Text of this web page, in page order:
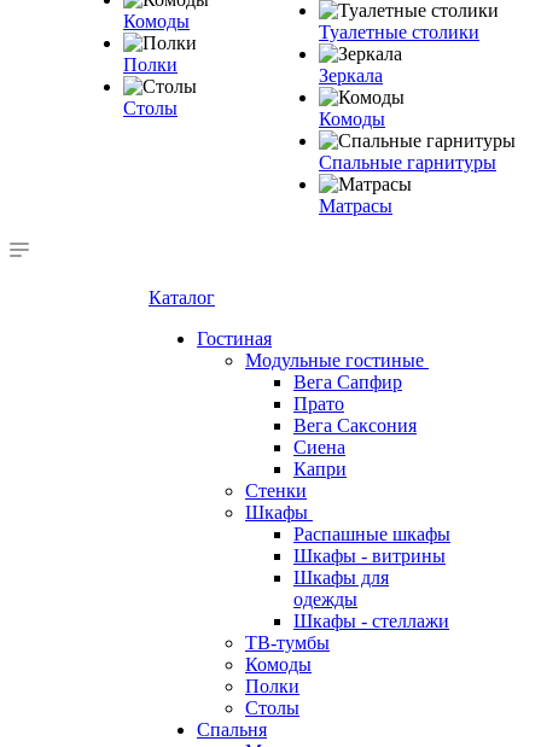
Комоды
Полки
Столы
Туалетные столики
Зеркала
Комоды
Спальные гарнитуры
Матрасы
Каталог
Гостиная
Модульные гостиные
Вега Сапфир
Прато
Вега Саксония
Сиена
Капри
Стенки
Шкафы
Распашные шкафы
Шкафы - витрины
Шкафы для
одежды
Шкафы - стеллажи
ТВ-тумбы
Комоды
Полки
Столы
Спальня